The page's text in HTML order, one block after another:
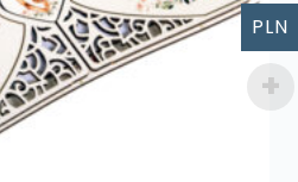
PLN